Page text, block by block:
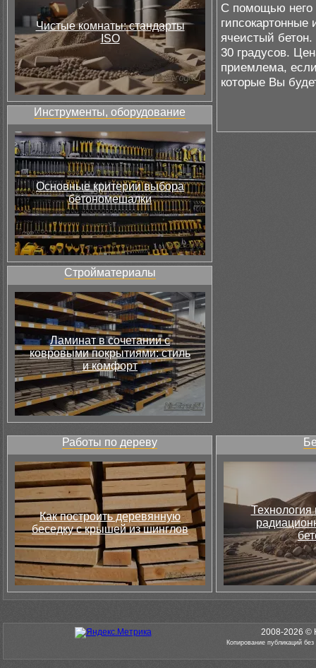
Чистые комнаты: стандарты
ISO
Инструменты, оборудование
Основные критерии выбора
бетономешалки
Стройматериалы
Ламинат в сочетании с
ковровыми покрытиями: стиль
и комфорт
С помощью него
ячеистый
30 градусов.
приемлема,
которые Вы
Работы по дереву
Как построить деревянную
беседку с крышей из шинглов
Технология
2008-2026 ©
Копирование публикаций